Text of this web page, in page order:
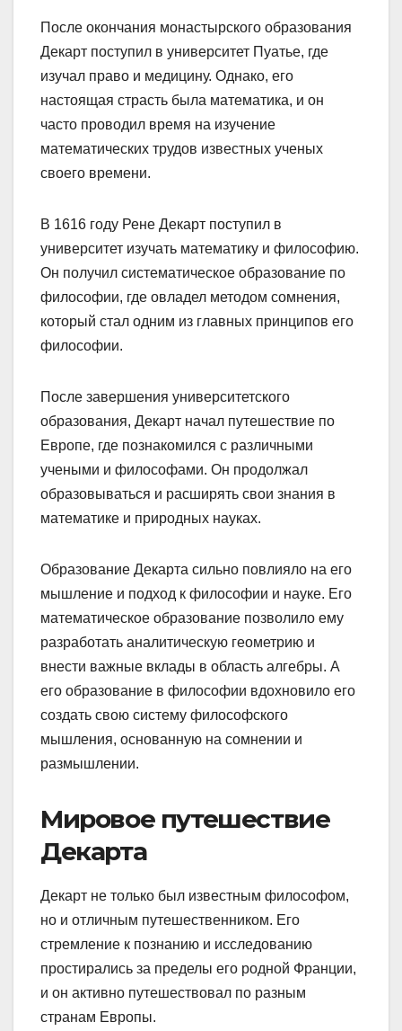
После окончания монастырского образования
Декарт поступил в университет Пуатье, где
изучал право и медицину. Однако, его
настоящая страсть была математика, и он
часто проводил время на изучение
математических трудов известных ученых
своего времени.
В 1616 году Рене Декарт поступил в
университет изучать математику и философию.
Он получил систематическое образование по
философии, где овладел методом сомнения,
который стал одним из главных принципов его
философии.
После завершения университетского
образования, Декарт начал путешествие по
Европе, где познакомился с различными
учеными и философами. Он продолжал
образовываться и расширять свои знания в
математике и природных науках.
Образование Декарта сильно повлияло на его
мышление и подход к философии и науке. Его
математическое образование позволило ему
разработать аналитическую геометрию и
внести важные вклады в область алгебры. А
его образование в философии вдохновило его
создать свою систему философского
мышления, основанную на сомнении и
размышлении.
Мировое путешествие
Декарта
Декарт не только был известным философом,
но и отличным путешественником. Его
стремление к познанию и исследованию
простирались за пределы его родной Франции,
и он активно путешествовал по разным
странам Европы.